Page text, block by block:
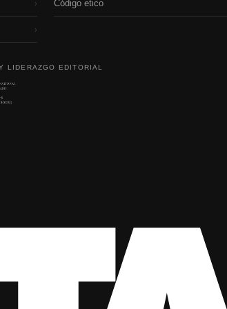
›
›
Código etico
LIDERAZGO EDITORIAL